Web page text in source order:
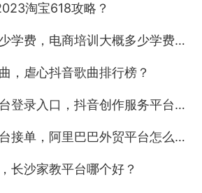
淘宝618攻略？
费，电商培训大概多少学费多久？
，虐心抖音歌曲排行榜？
口，抖音创作服务平台登录入口手机？
单，阿里巴巴外贸平台怎么收费？
长沙家教平台哪个好？